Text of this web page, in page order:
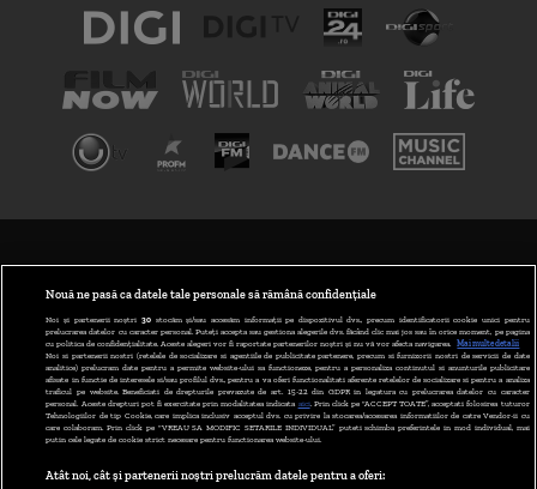
ABONARE DIGI TV
GESTIONAȚI PREFERINȚELE
CODUL DIGI24
CAMERE WEB
CONTACT/INFO
Nouă ne pasă ca datele tale personale să rămână confidențiale
Noi și partenerii noștri 30stocăm și/sau accesăm informații pe dispozitivul dvs., precum identificatorii cookie unici pentru
prelucrarea datelor cu caracter personal. Puteți accepta sau gestiona alegerile dvs. făcând clic mai jos sau în orice moment, pe pagina
cu politica de confidențialitate. Aceste alegeri vor fi raportate partenerilor noștri și nu vă vor afecta navigarea.
Mai multe detalii
Noi si partenerii nostri (retelele de socializare si agentiile de publicitate partenere, precum si furnizorii nostri de servicii de date
analitice) prelucram date pentru a permite website-ului sa functioneze, pentru a personaliza continutul si anunturile publicitare
afisate in functie de interesele si/sau profilul dvs., pentru a va oferi functionalitati aferente retelelor de socializare si pentru a analiza
traficul pe website. Beneficiati de drepturile prevazute de art. 15-22 din GDPR in legatura cu prelucrarea datelor cu caracter
personal. Aceste drepturi pot fi exercitate prin modalitatea indicata aici. Prin click pe “ACCEPT TOATE”, acceptati folosirea tuturor
Tehnologiilor de tip Cookie, care implica inclusiv acceptul dvs. cu privire la stocarea/accesarea informatiilor de catre Vendor-ii cu
care colaboram. Prin click pe “VREAU SA MODIFIC SETARILE INDIVIDUAL” puteti schimba preferintele in mod individual, mai
putin cele legate de cookie strict necesare pentru functionarea website-ului.
Atât noi, cât și partenerii noștri prelucrăm datele pentru a oferi: